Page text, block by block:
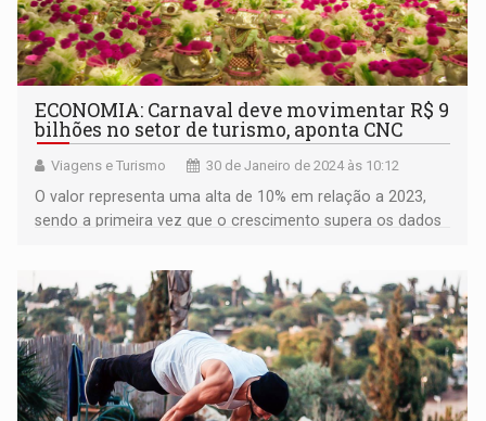
ECONOMIA: Carnaval deve movimentar R$ 9
bilhões no setor de turismo, aponta CNC
Viagens e Turismo 30 de Janeiro de 2024 às 10:12
O valor representa uma alta de 10% em relação a 2023,
sendo a primeira vez que o crescimento supera os dados